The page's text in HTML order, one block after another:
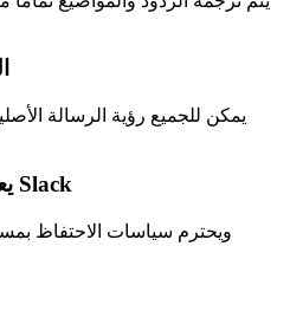
يمكن للجميع رؤية الرسالة
يعمل مع عناصر التحكم في Slack